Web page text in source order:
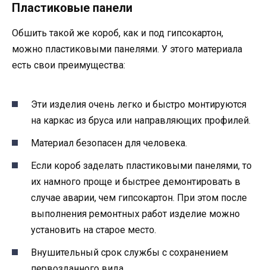
Пластиковые панели
Обшить такой же короб, как и под гипсокартон,
можно пластиковыми панелями. У этого материала
есть свои преимущества:
Эти изделия очень легко и быстро монтируются
на каркас из бруса или направляющих профилей.
Материал безопасен для человека.
Если короб заделать пластиковыми панелями, то
их намного проще и быстрее демонтировать в
случае аварии, чем гипсокартон. При этом после
выполнения ремонтных работ изделие можно
установить на старое место.
Внушительный срок службы с сохранением